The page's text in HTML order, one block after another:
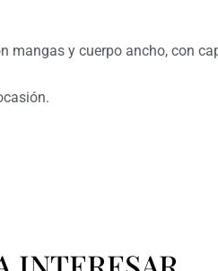
y cuerpo ancho, con